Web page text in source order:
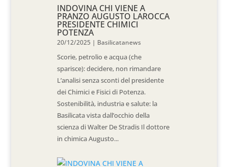
INDOVINA CHI VIENE A
PRANZO AUGUSTO LAROCCA
PRESIDENTE CHIMICI
POTENZA
20/12/2025 | Basilicatanews
Scorie, petrolio e acqua (che
sparisce): decidere, non rimandare
L’analisi senza sconti del presidente
dei Chimici e Fisici di Potenza.
Sostenibilità, industria e salute: la
Basilicata vista dall’occhio della
scienza di Walter De Stradis Il dottore
in chimica Augusto...